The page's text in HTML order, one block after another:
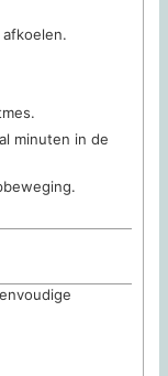
minuten in de